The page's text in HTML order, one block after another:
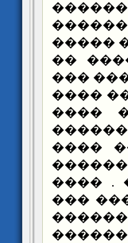
���
��
���� �
����
�����
��
�����
�����
�����
���